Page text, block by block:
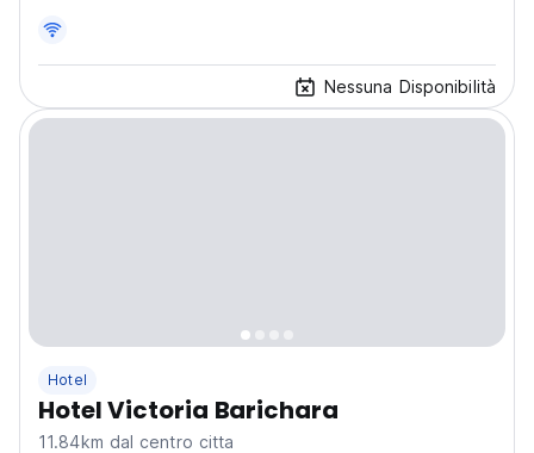
attractions. Guests can enjoy free WiFi throughout the
property and unwind at the on-site snack bar....
Nessuna Disponibilità
Hotel
Hotel Victoria Barichara
11.84km dal centro citta